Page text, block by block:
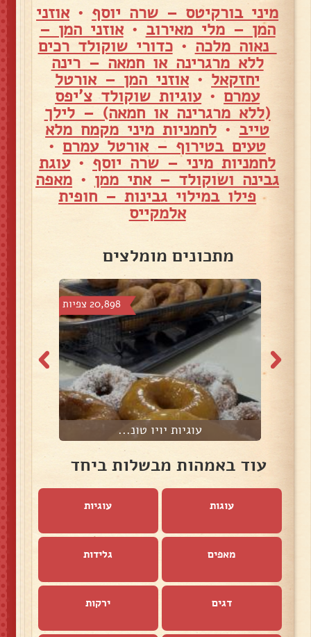
מיני בורקיטס – שרה יוסף •אוזני
המן – מלי מאירוב •אוזני המן –
נאוה מלכה •כדורי שוקולד רכים
ללא מרגרינה או חמאה – רינה
יחזקאל •אוזני המן – אורטל
עמרם •עוגיות שוקולד צ'יפס
(ללא מרגרינה או חמאה) – לילך
טייב • לחמניות מיני מקמח מלא
טעים בטירוף – אורטל עמרם •
לחמניות מיני – שרה יוסף •עוגת
גבינה ושוקולד – אתי ממן • מאפה
פילו במילוי גבינות – חופית
אלמקייס
מתכונים מומלצים
20,898 צפיות
עוגיות יויו טונ...
עוד באמהות מבשלות ביחד
עוגות עוגיות
מאפים גלידות
דגים ירקות